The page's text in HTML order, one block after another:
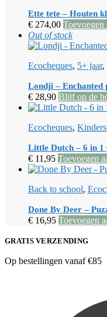
Ette tete – Houten
€ 274,00
Out of stock
Ecocheques, 5+ jaar,
Londji – Enchanted
€ 28,90 Blijf op de
Ecocheques,
Little Dutch – 6 in
€ 11,95 Toevoegen
Back to school,
Done By Deer –
€ 16,95 Toevoegen
GRATIS VERZENDING
Op bestellingen vanaf €85